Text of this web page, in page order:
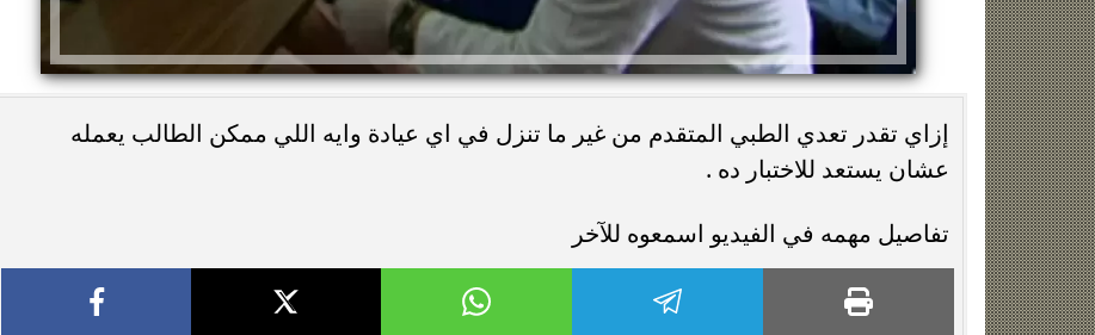
إزاي تقدر تعدي الطبي المتقدم من غير ما تنزل في اي عيادة وايه اللي ممكن الطالب يعمله
عشان يستعد للاختبار ده .
تفاصيل مهمه في الفيديو اسمعوه للآخر
زينة عمرو تتوج بجائزة الأفضل بعد تأهل مصر
التاريخي لنصف نهائي مونديال...
السيسي يدعم ناشئات مصر لكرة اليد بعد
التأهل التاريخي إلى نصف نهائي...
خطوبة ملك قورة ويوسف عثمان.. احتفال
عائلي مرتقب في الساحل الشمالي